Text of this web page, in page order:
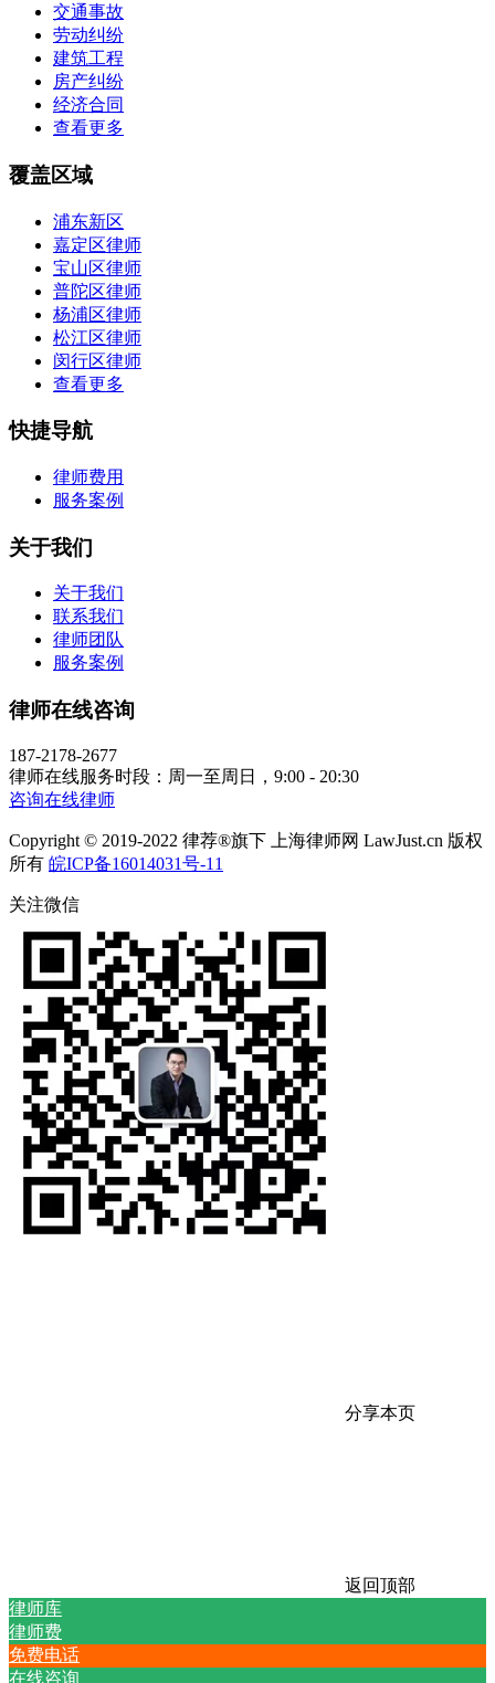
交通事故
劳动纠纷
建筑工程
房产纠纷
经济合同
查看更多
覆盖区域
浦东新区
嘉定区律师
宝山区律师
普陀区律师
杨浦区律师
松江区律师
闵行区律师
查看更多
快捷导航
律师费用
服务案例
关于我们
关于我们
联系我们
律师团队
服务案例
律师在线咨询
187-2178-2677
律师在线服务时段：周一至周日，9:00 - 20:30
咨询在线律师
Copyright © 2019-2022 律荐®旗下 上海律师网 LawJust.cn 版权
所有 皖ICP备16014031号-11
关注微信
分享本页
返回顶部
律师库
律师费
免费电话
在线咨询